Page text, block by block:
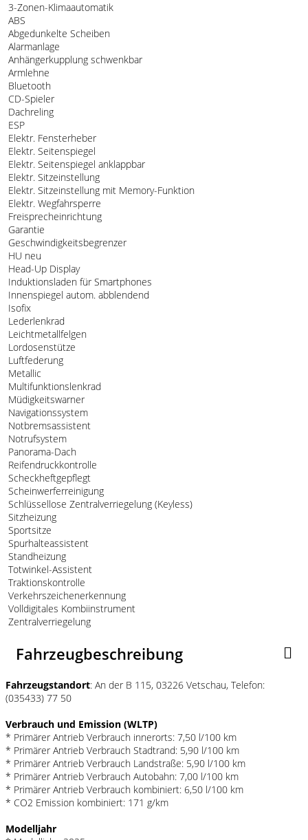
3-Zonen-Klimaautomatik
ABS
Abgedunkelte Scheiben
Alarmanlage
Anhängerkupplung schwenkbar
Armlehne
Bluetooth
CD-Spieler
Dachreling
ESP
Elektr. Fensterheber
Elektr. Seitenspiegel
Elektr. Seitenspiegel anklappbar
Elektr. Sitzeinstellung
Elektr. Sitzeinstellung mit Memory-Funktion
Elektr. Wegfahrsperre
Freisprecheinrichtung
Garantie
Geschwindigkeitsbegrenzer
HU neu
Head-Up Display
Induktionsladen für Smartphones
Innenspiegel autom. abblendend
Isofix
Lederlenkrad
Leichtmetallfelgen
Lordosenstütze
Luftfederung
Metallic
Multifunktionslenkrad
Müdigkeitswarner
Navigationssystem
Notbremsassistent
Notrufsystem
Panorama-Dach
Reifendruckkontrolle
Scheckheftgepflegt
Scheinwerferreinigung
Schlüssellose Zentralverriegelung (Keyless)
Sitzheizung
Sportsitze
Spurhalteassistent
Standheizung
Totwinkel-Assistent
Traktionskontrolle
Verkehrszeichenerkennung
Volldigitales Kombiinstrument
Zentralverriegelung
Fahrzeugbeschreibung
Fahrzeugstandort: An der B 115, 03226 Vetschau, Telefon:
(035433) 77 50
Verbrauch und Emission (WLTP)
* Primärer Antrieb Verbrauch innerorts: 7,50 l/100 km
* Primärer Antrieb Verbrauch Stadtrand: 5,90 l/100 km
* Primärer Antrieb Verbrauch Landstraße: 5,90 l/100 km
* Primärer Antrieb Verbrauch Autobahn: 7,00 l/100 km
* Primärer Antrieb Verbrauch kombiniert: 6,50 l/100 km
* CO2 Emission kombiniert: 171 g/km
Modelljahr